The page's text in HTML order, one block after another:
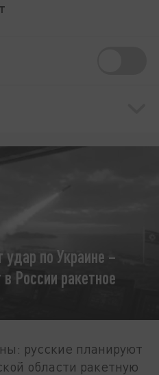
по Украине –
России ракетное
русские планируют
области ракетную